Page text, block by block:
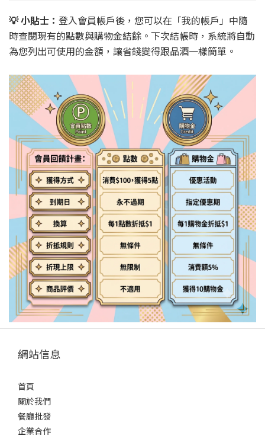
💡 小貼士： 登入會員帳戶後，您可以在「我的帳戶」中隨
時查閱現有的點數與購物金結餘。下次結帳時，系統將自動
為您列出可使用的金額，讓省錢變得跟品酒一樣簡單。
網站信息
首頁
關於我們
餐廳批發
企業合作